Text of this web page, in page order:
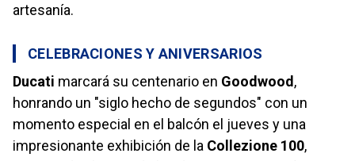
artesanía.
CELEBRACIONES Y ANIVERSARIOS
Ducati marcará su centenario en Goodwood,
honrando un "siglo hecho de segundos" con un
momento especial en el balcón el jueves y una
impresionante exhibición de la Collezione 100,